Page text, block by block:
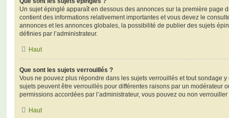
Un sujet épinglé apparaît en dessous des annonces sur la première page
contient des informations relativement importantes et vous devez le
annonces et les annonces globales, la possibilité de publier des sujets
définies par l’administrateur.
Haut
Que sont les sujets verrouillés ?
Vous ne pouvez plus répondre dans les sujets verrouillés et tout sondage
sujets peuvent être verrouillés pour différentes raisons par un modérateur
permissions accordées par l’administrateur, vous pouvez ou non
Haut